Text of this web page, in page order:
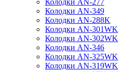
Колодки AN-277
Колодки AN-349
Колодки AN-288K
Колодки AN-301WK
Колодки AN-302WK
Колодки AN-346
Колодки AN-325WK
Колодки AN-319WK